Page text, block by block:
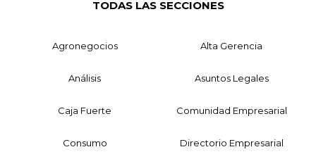
TODAS LAS SECCIONES
Agronegocios Alta Gerencia
Análisis Asuntos Legales
Caja Fuerte Comunidad Empresarial
Consumo Directorio Empresarial